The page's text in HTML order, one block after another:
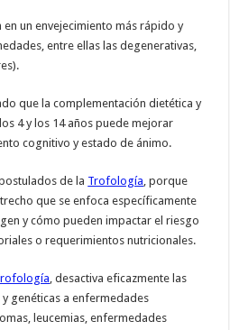
en un envejecimiento más rápido y
entre ellas las degenerativas,
que la complementación dietética y
4 y los 14 años puede mejorar
cognitivo y estado de ánimo.
de la Trofología, porque
que se enfoca específicamente
y cómo pueden impactar el riesgo
o requerimientos nutricionales.
, desactiva eficazmente las
genéticas a enfermedades
leucemias, enfermedades